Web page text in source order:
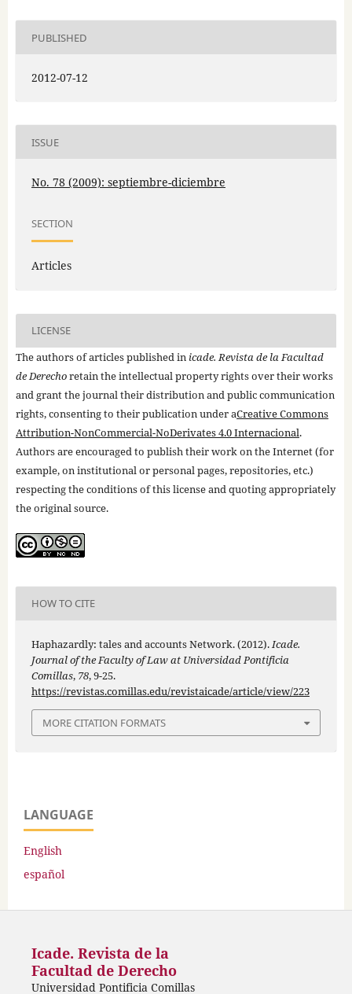
PUBLISHED
2012-07-12
ISSUE
No. 78 (2009): septiembre-diciembre
SECTION
Articles
LICENSE
The authors of articles published in icade. Revista de la Facultad
de Derechoretain the intellectual property rights over their works
and grant the journal their distribution and public communication
rights, consenting to their publication under aCreative Commons
Attribution-NonCommercial-NoDerivates 4.0 Internacional.
Authors are encouraged to publish their work on the Internet (for
example, on institutional or personal pages, repositories, etc.)
respecting the conditions of this license and quoting appropriately
the original source.
HOW TO CITE
Haphazardly: tales and accounts Network. (2012). Icade.
Journal of the Faculty of Law at Universidad Pontificia
Comillas, 78, 9-25.
https://revistas.comillas.edu/revistaicade/article/view/223
MORE CITATION FORMATS
LANGUAGE
English
español
Icade. Revista de la
Facultad de Derecho
Universidad Pontificia Comillas